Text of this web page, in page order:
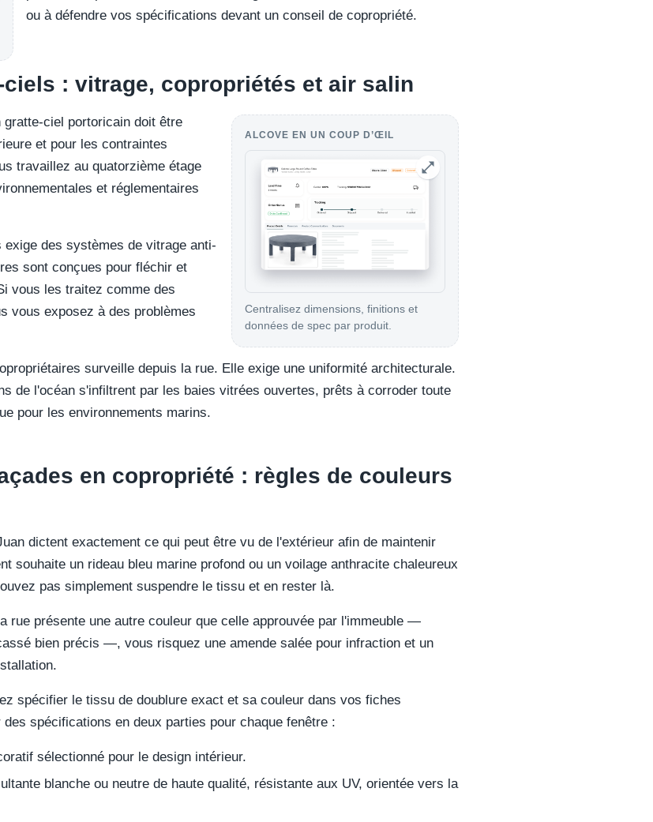
ou à défendre vos spécifications devant un conseil de copropriété.
: vitrage, copropriétés et air salin
ALCOVE EN UN COUP D’ŒIL
Centralisez dimensions, finitions et
données de spec par produit.
gratte-ciel portoricain doit être
et pour les contraintes
travaillez au quatorzième étage
et réglementaires
des systèmes de vitrage anti-
sont conçues pour fléchir et
vous les traitez comme des
vous exposez à des problèmes
surveille depuis la rue. Elle exige une uniformité architecturale.
de l'océan s'infiltrent par les baies vitrées ouvertes, prêts à corroder toute
pour les environnements marins.
en copropriété : règles de couleurs
dictent exactement ce qui peut être vu de l'extérieur afin de maintenir
souhaite un rideau bleu marine profond ou un voilage anthracite chaleureux
pas simplement suspendre le tissu et en rester là.
rue présente une autre couleur que celle approuvée par l'immeuble —
bien précis —, vous risquez une amende salée pour infraction et un
spécifier le tissu de doublure exact et sa couleur dans vos fiches
spécifications en deux parties pour chaque fenêtre :
sélectionné pour le design intérieur.
blanche ou neutre de haute qualité, résistante aux UV, orientée vers la